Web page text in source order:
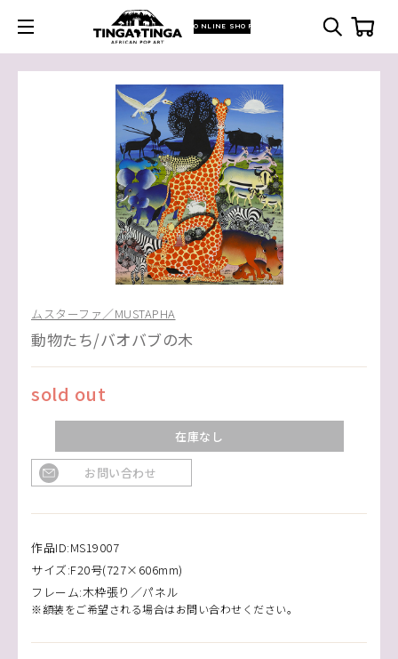
ONLINE SHOP
ムスターファ／MUSTAPHA
動物たち/バオバブの木
sold out
在庫なし
お問い合わせ
作品ID:MS19007
サイズ:F20号(727×606mm)
フレーム:木枠張り／パネル
※額装をご希望される場合はお問い合わせください。